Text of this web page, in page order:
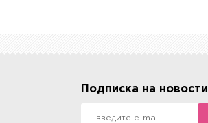
Подписка на новости